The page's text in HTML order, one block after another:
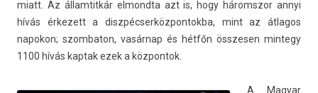
miatt. Az állam­titkár el­mondta azt is, hogy háromszor annyi
hívás érkezett a dis­zpéc­serköz­pontok­ba, mint az átlagos
napokon; szom­baton, vasárnap és hétfőn összes­en min­tegy
1100 hívás kap­tak ezek a köz­pontok.
A Magyar